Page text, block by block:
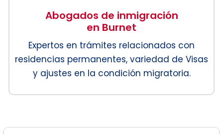
Abogados de inmigración
en Burnet
Expertos en trámites relacionados con
residencias permanentes, variedad de Visas
y ajustes en la condición migratoria.